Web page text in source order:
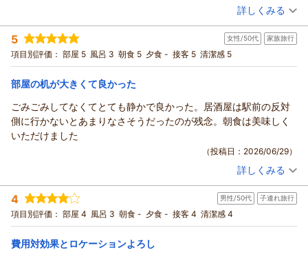
またスタッフの接客やお部屋の清潔感、使い勝手にご満足いた
だき、ゆっくりお休みいただけたとのお言葉をいただく事が出
来、大変励みとなります。
今後もお客様が快適に安心してお過ごしいただけるホテルであ
るようサービスの向上に努めてまいります。
す。
支配人 小西 フロント 杉澤
お部屋も綺麗だし机がひろくてパソコンその他十分におけます。
TVでアプリが利用できるのでそれもGood!
今回は朝食はつけなかったけど朝、みんなレストランで美味しそ
うに食べているのを横目で見ながらチェックアウトしました(泣)
駅から少し歩くけど、といっても駅から７分だから許容範囲内。
夕飯も近くのイタリアンを予約しましたがそこもとても美味しか
ったです！
また次回も予約したので宜しくお願いします。
（投稿日：2026/07/02）
宿泊時期： 2026年06月宿泊 (出張)
投稿者： けいぱんさん
宿泊プラン： 【じゃらんのお得な10日間】【早割３０/素泊まり】30日前ま
での早期割引予約でお得！
シングル 食事なし
宿泊価格帯： 18,001～19,000円(大人一人あたり/税込)
リッチモンドホテル東京武蔵野からの返信
この度はリッチモンドホテル東京武蔵野にご宿泊いただき、誠
にありがとうございます。
初めて当館をご利用いただき、ご期待以上のご滞在となりまし
たことを大変嬉しく拝読いたしました。客室の清潔さや広いデ
スク、ゆったりとお休みいただけるベッド、テレビの機能な
ど、ご滞在を快適にお過ごしいただけたご様子に安心いたしま
した。
また、この度のご宿泊をきっかけにリッチモンドクラブへご入
会いただき、心より御礼申し上げます。
詳しくみる
5 女性/50代 家族旅行
項目別評価： 部屋 5 風呂 3 朝食 5 夕食 - 接客 5 清潔感 5
部屋の机が大きくて良かった
ごみごみしてなくてとても静かで良かった。居酒屋は駅前の反対
側に行かないとあまりなさそうだったのが残念。朝食は美味しく
いただけました
（投稿日：2026/06/29）
投稿者： あっちゃんさん(女性/50代)
宿泊プラン： 【じゃらんスペシャルウィーク】【◆早割３０/朝食付◆】30
日前までの早期割引予約でお得！
ダブル 朝のみ
宿泊価格帯： 10,001～11,000円(大人一人あたり/税込)
詳しくみる
4 男性/50代 子連れ旅行
項目別評価： 部屋 4 風呂 3 朝食 - 夕食 - 接客 4 清潔感 4
費用対効果とロケーションよろし